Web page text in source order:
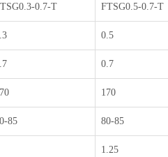
0.7-T FTSG0.5-0.7-T
0.5
0.7
170
85 80-85
1.25